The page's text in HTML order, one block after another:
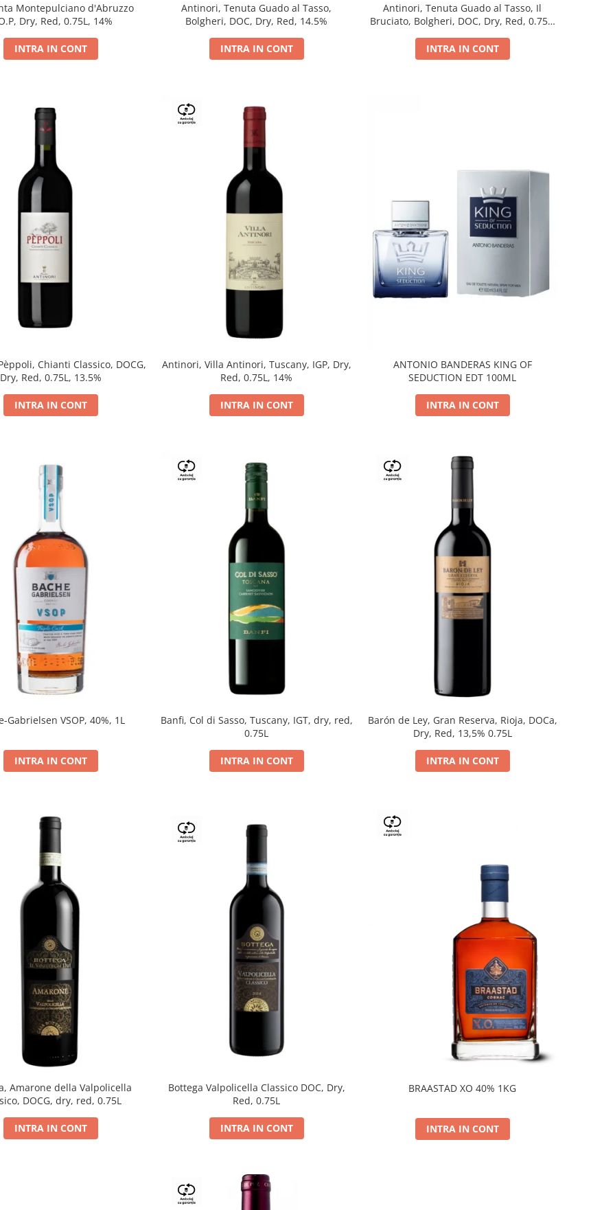
Montepulciano d'Abruzzo
Dry, Red, 0.75L, 14%
INTRA IN CONT
Antinori, Tenuta Guado al Tasso,
Bolgheri, DOC, Dry, Red, 14.5%
INTRA IN CONT
Antinori, Tenuta Guado al Tasso, Il
Bruciato, Bolgheri, DOC, Dry, Red, 0.75L,
INTRA IN CONT
Chianti Classico, DOCG,
Dry, Red, 0.75L, 13.5%
INTRA IN CONT
Antinori, Villa Antinori, Tuscany, IGP, Dry,
Red, 0.75L, 14%
INTRA IN CONT
ANTONIO BANDERAS KING OF
SEDUCTION EDT 100ML
INTRA IN CONT
Gabrielsen VSOP, 40%, 1L
INTRA IN CONT
Banfi, Col di Sasso, Tuscany, IGT, dry, red,
0.75L
INTRA IN CONT
Barón de Ley, Gran Reserva, Rioja, DOCa,
Dry, Red, 13,5% 0.75L
INTRA IN CONT
Amarone della Valpolicella
DOCG, dry, red, 0.75L
INTRA IN CONT
Bottega Valpolicella Classico DOC, Dry,
Red, 0.75L
INTRA IN CONT
BRAASTAD XO 40% 1KG
INTRA IN CONT